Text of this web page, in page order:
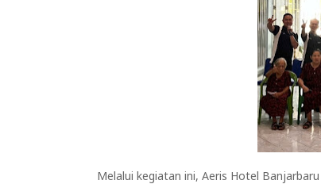
Melalui kegiatan ini, Aeris Hotel